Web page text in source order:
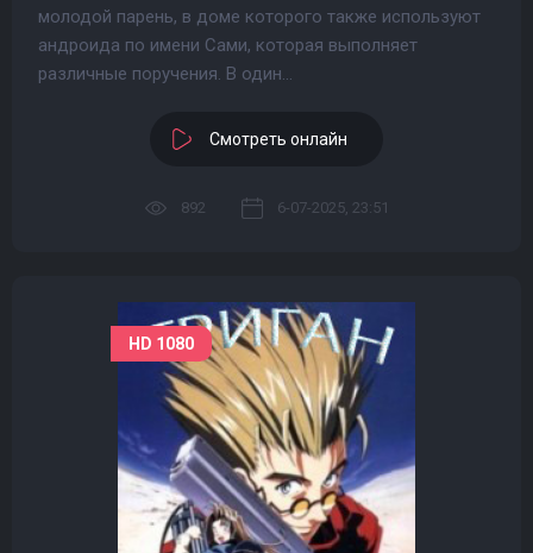
молодой парень, в доме которого также используют
андроида по имени Сами, которая выполняет
различные поручения. В один...
Смотреть онлайн
892 6-07-2025, 23:51
HD 1080